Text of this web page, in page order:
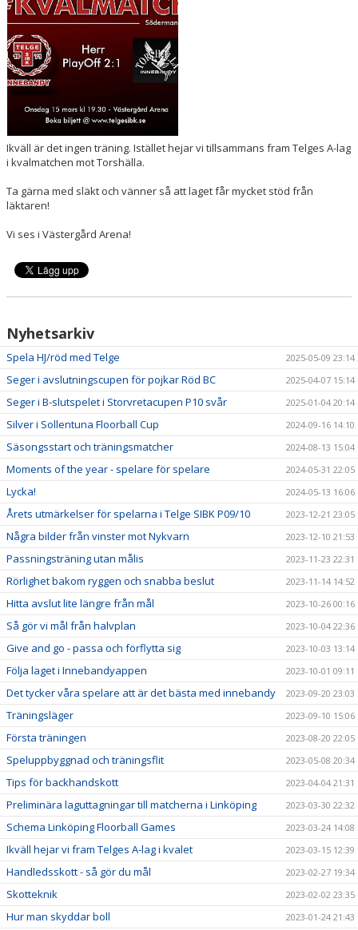
KONTAKT
MATCHER
LAGETS INSTA
Ikväll är det ingen träning. Istället hejar vi tillsammans fram Telges A-lag
i kvalmatchen mot Torshälla.
Ta gärna med släkt och vänner så att laget får mycket stöd från
läktaren!
Vi ses i Västergård Arena!
Nyhetsarkiv
Spela HJ/röd med Telge 2025-05-09 23:14
Seger i avslutningscupen för pojkar Röd BC 2025-04-07 15:14
Seger i B-slutspelet i Storvretacupen P10 svår 2025-01-04 20:14
Silver i Sollentuna Floorball Cup 2024-09-16 14:10
Säsongsstart och träningsmatcher 2024-08-13 15:04
Moments of the year - spelare för spelare 2024-05-31 22:05
Lycka! 2024-05-13 16:06
Årets utmärkelser för spelarna i Telge SIBK P09/10 2023-12-21 23:05
Några bilder från vinster mot Nykvarn 2023-12-10 21:53
Passningsträning utan målis 2023-11-23 22:31
Rörlighet bakom ryggen och snabba beslut 2023-11-14 14:52
Hitta avslut lite längre från mål 2023-10-26 00:16
Så gör vi mål från halvplan 2023-10-04 22:36
Give and go - passa och förflytta sig 2023-10-03 13:14
Följa laget i Innebandyappen 2023-10-01 09:11
Det tycker våra spelare att är det bästa med innebandy 2023-09-20 23:03
Träningsläger 2023-09-10 15:06
Första träningen 2023-08-20 22:05
Speluppbyggnad och träningsflit 2023-05-08 20:34
Tips för backhandskott 2023-04-04 21:31
Preliminära laguttagningar till matcherna i Linköping 2023-03-30 22:32
Schema Linköping Floorball Games 2023-03-24 14:08
Ikväll hejar vi fram Telges A-lag i kvalet 2023-03-15 12:39
Handledsskott - så gör du mål 2023-02-27 19:34
Skotteknik 2023-02-02 23:35
Hur man skyddar boll 2023-01-24 21:43